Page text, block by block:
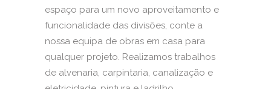
espaço para um novo aproveitamento e
funcionalidade das divisões, conte a
nossa equipa de obras em casa para
qualquer projeto. Realizamos trabalhos
de alvenaria, carpintaria, canalização e